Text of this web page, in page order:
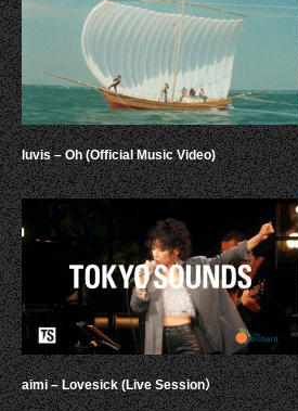
luvis – Oh (Official Music Video)
aimi – Lovesick (Live Session）